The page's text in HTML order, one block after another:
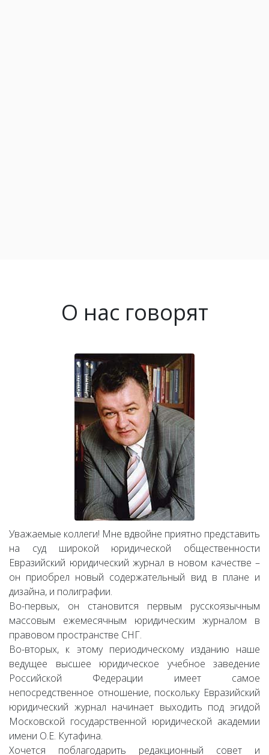
О нас говорят
Уважаемые коллеги! Мне вдвойне приятно представить
на суд широкой юридической общественности
Евразийский юридический журнал в новом качестве –
он приобрел новый содержательный вид в плане и
дизайна, и полиграфии.
Во-первых, он становится первым русскоязычным
массовым ежемесячным юридическим журналом в
правовом пространстве СНГ.
Во-вторых, к этому периодическому изданию наше
ведущее высшее юридическое учебное заведение
Российской Федерации имеет самое
непосредственное отношение, поскольку Евразийский
юридический журнал начинает выходить под эгидой
Московской государственной юридической академии
имени О.Е. Кутафина.
Хочется поблагодарить редакционный совет и